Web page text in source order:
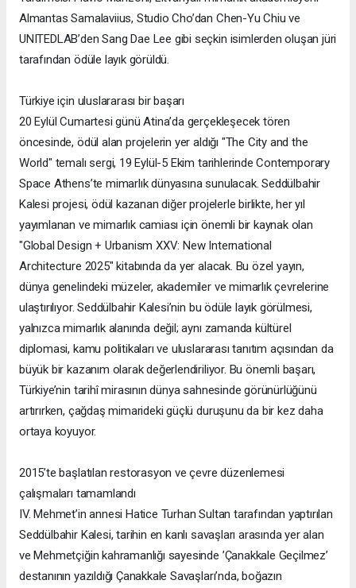
Almantas Samalaviius, Studio Cho’dan Chen-Yu Chiu ve
UNITEDLAB’den Sang Dae Lee gibi seçkin isimlerden oluşan jüri
tarafından ödüle layık görüldü.
Türkiye için uluslararası bir başarı
20 Eylül Cumartesi günü Atina’da gerçekleşecek tören
öncesinde, ödül alan projelerin yer aldığı "The City and the
World" temalı sergi, 19 Eylül-5 Ekim tarihlerinde Contemporary
Space Athens’te mimarlık dünyasına sunulacak. Seddülbahir
Kalesi projesi, ödül kazanan diğer projelerle birlikte, her yıl
yayımlanan ve mimarlık camiası için önemli bir kaynak olan
"Global Design + Urbanism XXV: New International
Architecture 2025" kitabında da yer alacak. Bu özel yayın,
dünya genelindeki müzeler, akademiler ve mimarlık çevrelerine
ulaştırılıyor. Seddülbahir Kalesi’nin bu ödüle layık görülmesi,
yalnızca mimarlık alanında değil; aynı zamanda kültürel
diplomasi, kamu politikaları ve uluslararası tanıtım açısından da
büyük bir kazanım olarak değerlendiriliyor. Bu önemli başarı,
Türkiye’nin tarihî mirasının dünya sahnesinde görünürlüğünü
artırırken, çağdaş mimarideki güçlü duruşunu da bir kez daha
ortaya koyuyor.
2015’te başlatılan restorasyon ve çevre düzenlemesi
çalışmaları tamamlandı
IV. Mehmet’in annesi Hatice Turhan Sultan tarafından yaptırılan
Seddülbahir Kalesi, tarihin en kanlı savaşları arasında yer alan
ve Mehmetçiğin kahramanlığı sayesinde ’Çanakkale Geçilmez’
destanının yazıldığı Çanakkale Savaşları’nda, boğazın